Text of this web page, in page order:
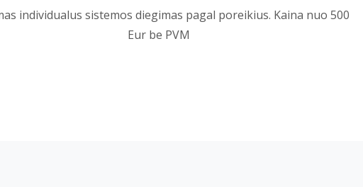
individualus sistemos diegimas pagal poreikius. Kaina nuo 500
Eur be PVM